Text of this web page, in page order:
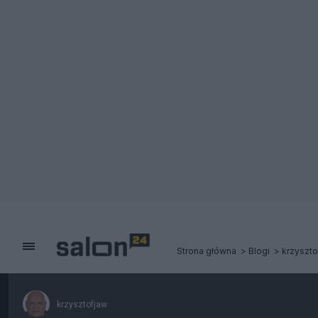
Strona główna Blogi
krzysztofjaw